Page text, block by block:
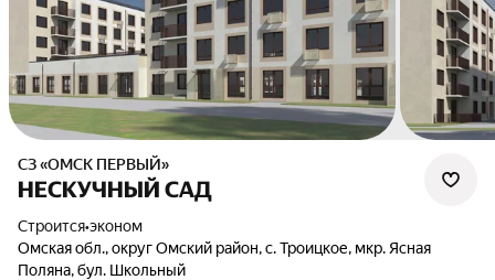
СЗ «ОМСК ПЕРВЫЙ»
НЕСКУЧНЫЙ САД
Строится•эконом
Омская обл., округ Омский район, с. Троицкое, мкр. Ясная
Поляна, бул. Школьный